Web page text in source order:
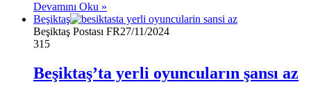
Devamını Oku »
Beşiktaş
Beşiktaş Postası FR27/11/2024
315
Beşiktaş’ta yerli oyuncuların şansı az